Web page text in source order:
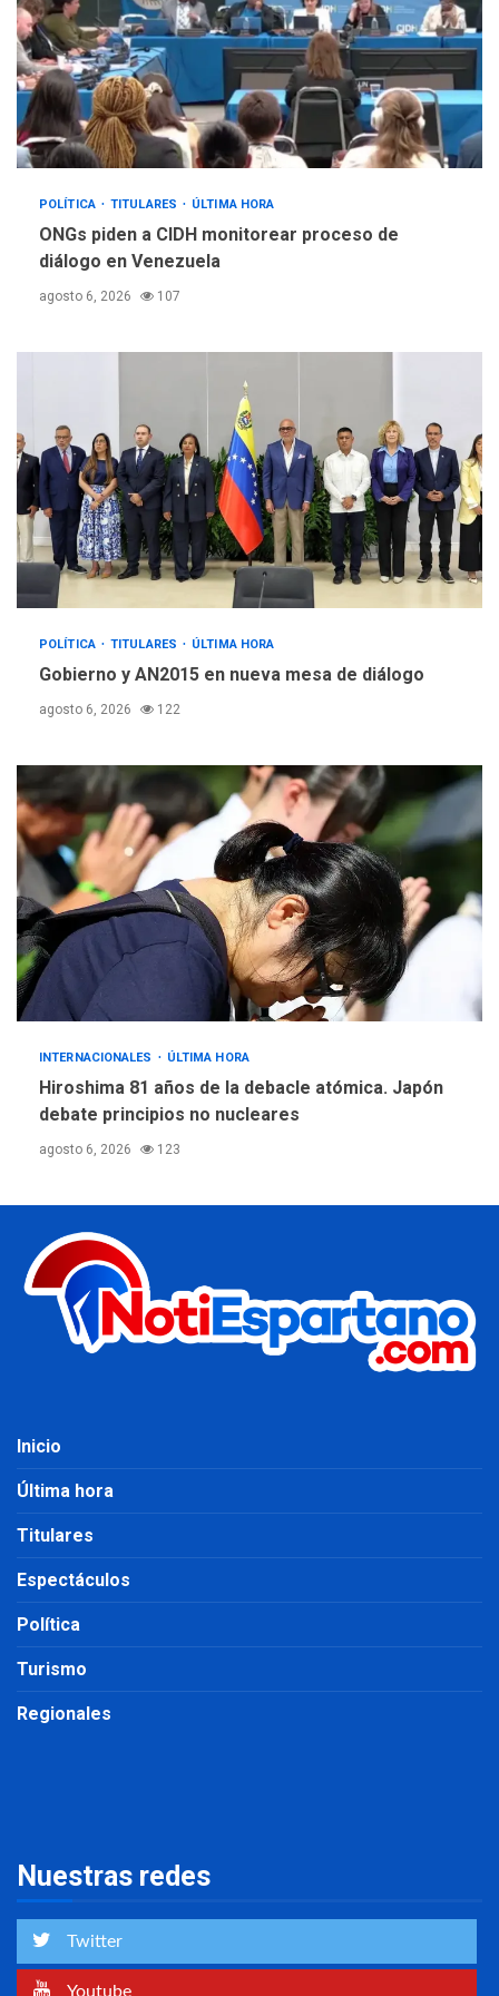
POLÍTICA TITULARES ÚLTIMA HORA
ONGs piden a CIDH monitorear proceso de
diálogo en Venezuela
agosto 6, 2026 107
POLÍTICA TITULARES ÚLTIMA HORA
Gobierno y AN2015 en nueva mesa de diálogo
agosto 6, 2026 122
INTERNACIONALES ÚLTIMA HORA
Hiroshima 81 años de la debacle atómica. Japón
debate principios no nucleares
agosto 6, 2026 123
Inicio
Última hora
Titulares
Espectáculos
Política
Turismo
Regionales
Nuestras redes
Twitter
Youtube